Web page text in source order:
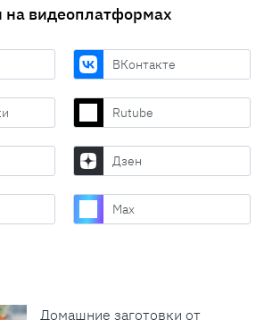
на видеоплатформах
ВКонтакте
Rutube
Дзен
Max
Домашние заготовки от